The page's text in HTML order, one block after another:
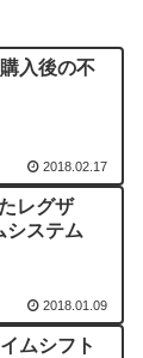
入後の不
2018.02.17
レグザ
システム
2018.01.09
ムシフト